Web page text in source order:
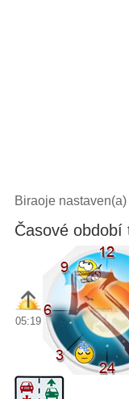
Biraoje
Časové období
05:19